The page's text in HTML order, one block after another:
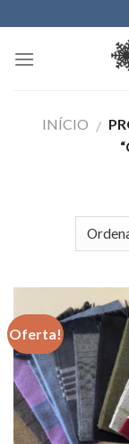
to
content
INÍCIO /
Oferta!